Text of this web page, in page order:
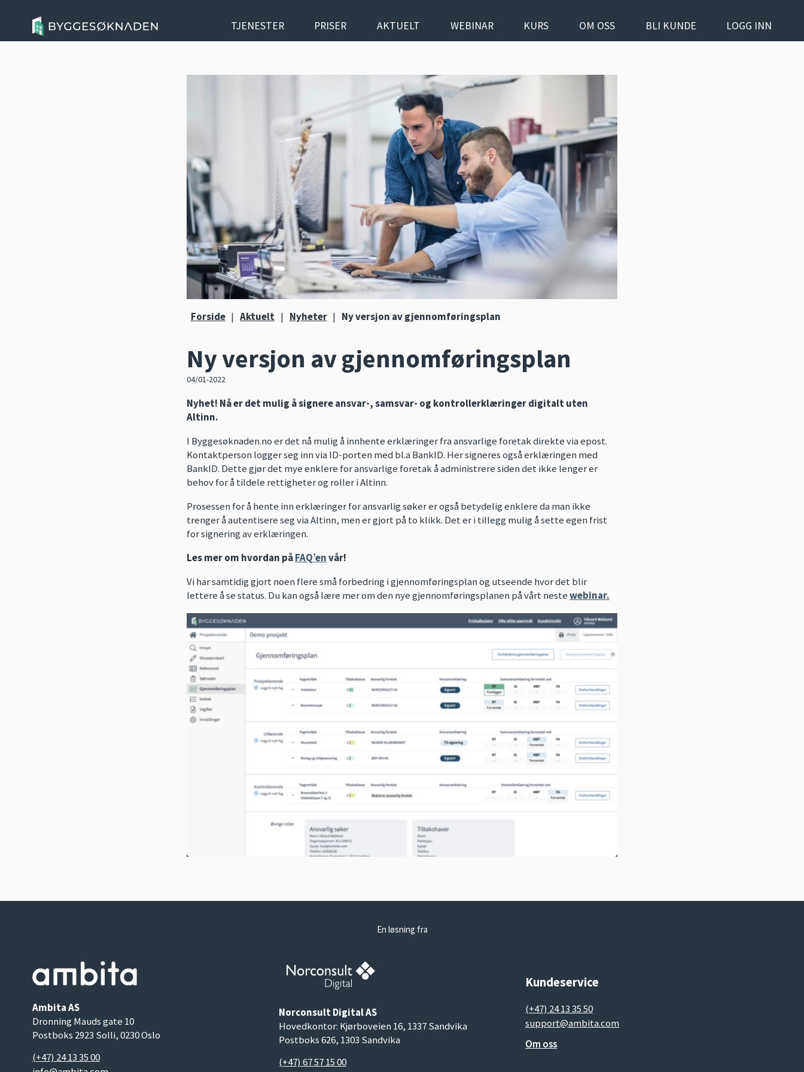
TJENESTER PRISER AKTUELT WEBINAR KURS OM OSS BLI KUNDE LOGG INN
Forside | Aktuelt | Nyheter | Ny versjon av gjennomføringsplan
Ny versjon av gjennomføringsplan
04/01-2022
Nyhet! Nå er det mulig å signere ansvar-, samsvar- og kontrollerklæringer digitalt uten
Altinn.
I Byggesøknaden.no er det nå mulig å innhente erklæringer fra ansvarlige foretak direkte via epost.
Kontaktperson logger seg inn via ID-porten med bl.a BankID. Her signeres også erklæringen med
BankID. Dette gjør det mye enklere for ansvarlige foretak å administrere siden det ikke lenger er
behov for å tildele rettigheter og roller i Altinn.
Prosessen for å hente inn erklæringer for ansvarlig søker er også betydelig enklere da man ikke
trenger å autentisere seg via Altinn, men er gjort på to klikk. Det er i tillegg mulig å sette egen frist
for signering av erklæringen.
Les mer om hvordan påFAQ’envår!
Vi har samtidig gjort noen flere små forbedring i gjennomføringsplan og utseende hvor det blir
lettere å se status. Du kan også lære mer om den nye gjennomføringsplanen på vårt nestewebinar.
En løsning fra
Ambita AS
Dronning Mauds gate 10
Postboks 2923 Solli, 0230 Oslo
(+47) 24 13 35 00
Norconsult Digital AS
Hovedkontor: Kjørboveien 16, 1337 Sandvika
Postboks 626, 1303 Sandvika
(+47) 67 57 15 00
Kundeservice
(+47) 24 13 35 50
support@ambita.com
Om oss